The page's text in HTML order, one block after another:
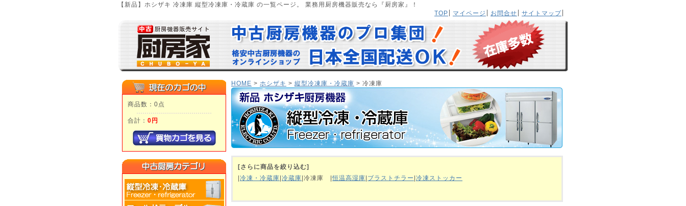
【新品】ホシザキ 冷凍庫 縦型冷凍庫・冷蔵庫 の一覧ページ。 業務用厨房機器販売なら『厨房家』！
TOP
マイページ お問合せ サイトマップ
商品数：0点
合計： 0円
HOME > ホシザキ > 縦型冷凍庫・冷蔵庫 > 冷凍庫
[さらに商品を絞り込む]
|冷凍・冷蔵庫|冷蔵庫|冷凍庫 |恒温高湿庫| ブラストチラー |冷凍ストッカー